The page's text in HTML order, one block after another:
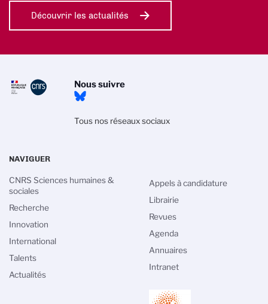
Découvrir les actualités
Nous suivre
Tous nos réseaux sociaux
NAVIGUER
CNRS Sciences humaines &
sociales
Recherche
Innovation
International
Talents
Actualités
Appels à candidature
Librairie
Revues
Agenda
Annuaires
Intranet